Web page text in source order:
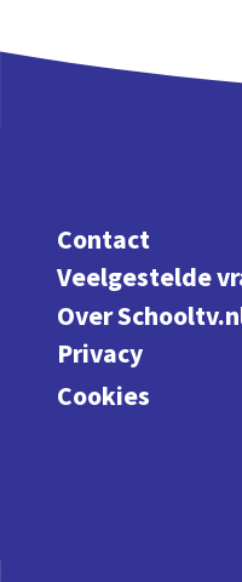
Contact
Veelgestelde
Over
Privacy
Cookies